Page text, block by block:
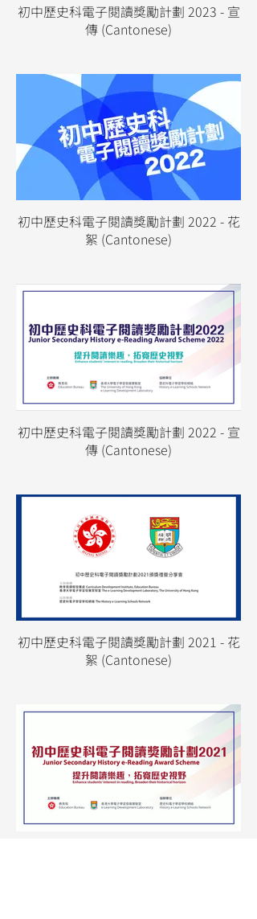
初中歷史科電子閱讀獎勵計劃 2023 - 宣
傳 (Cantonese)
初中歷史科電子閱讀獎勵計劃 2022 - 花
絮 (Cantonese)
初中歷史科電子閱讀獎勵計劃 2022 - 宣
傳 (Cantonese)
初中歷史科電子閱讀獎勵計劃 2021 - 花
絮 (Cantonese)